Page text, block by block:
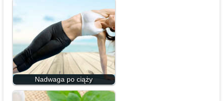
Nadwaga po ciąży